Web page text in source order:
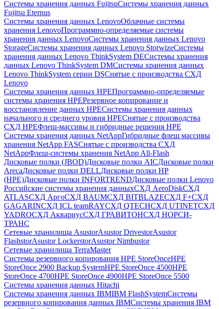
Системы хранения данных FujitsuСистемы хранения данных
Fujitsu Eternus
Системы хранения данных LenovoОблачные системы
хранения LenovoПрограммно-определяемые системы
хранения данных LenovoСистемы хранения данных Lenovo
StorageСистемы хранения данных Lenovo StorwizeСистемы
хранения данных Lenovo ThinkSystem DEСистемы хранения
данных Lenovo ThinkSystem DMСистемы хранения данных
Lenovo ThinkSystem серии DSСнятые с производства СХД
Lenovo
Системы хранения данных HPEПрограммно-определяемые
системы хранения HPEРезервное копирование и
восстановление данных HPEСистемы хранения данных
начального и среднего уровня HPEСнятые с производства
СХД HPEФлеш-массивы и гибридные решения HPE
Cистемы хранения данных NetAppГибридные флеш массивы
хранения NetApp FASСнятые с производства СХД
NetAppФлеш-системы хранения NetApp All-Flash
Дисковые полки (JBOD)Дисковые полки AICДисковые полки
ArecaДисковые полки DELLДисковые полки HP
(HPE)Дисковые полки INFORTRENDДисковые полки Lenovo
Российские системы хранения данныхСХД AeroDiskСХД
ATLASСХД AргоСХД BAUMСХД BITBLAZEСХД F+СХД
GAGARINСХД ICL teamRAYСХД QTECHСХД UTINETСХД
YADROСХД АквариусСХД ГРАВИТОНСХД НОРСИ-
ТРАНС
Сетевые хранилища AsustorAsustor DrivestorAsustor
FlashstorAsustor LockerstorAsustor Nimbustor
Сетевые хранилища TerraMaster
Системы резервного копирования HPE StoreOnceHPE
StoreOnce 2900 Backup SystemHPE StoreOnce 4500HPE
StoreOnce 4700HPE StoreOnce 4900HPE StoreOnce 5500
Системы хранения данных Hitachi
Системы хранения данных IBMIBM FlashSystemСистемы
резервного копирования данных IBMСистемы хранения IBM